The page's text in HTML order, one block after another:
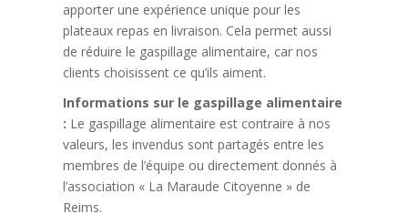
apporter une expérience unique pour les
plateaux repas en livraison. Cela permet aussi
de réduire le gaspillage alimentaire, car nos
clients choisissent ce qu’ils aiment.
Informations sur le gaspillage alimentaire
: Le gaspillage alimentaire est contraire à nos
valeurs, les invendus sont partagés entre les
membres de l’équipe ou directement donnés à
l’association « La Maraude Citoyenne » de
Reims.